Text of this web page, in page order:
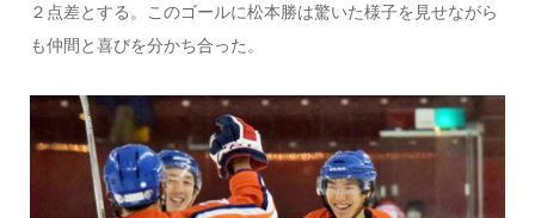
２点差とする。このゴールに松本勝は驚いた様子を見せながら
も仲間と喜びを分かち合った。